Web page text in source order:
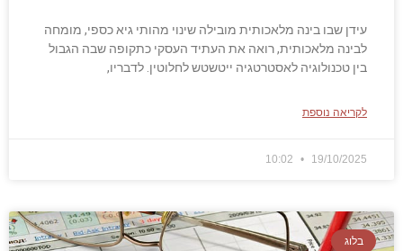
עידן שבו בינה מלאכותית מובילה שינוי מהותי גיא כספי, מומחה
לבינה מלאכותית, רואה את העתיד העסקי כתקופה שבה הגבול
בין טכנולוגיה לאסטרטגיה ייטשטש לחלוטין. לדבריו,
לקריאה נוספת
19/10/2025
בלוג